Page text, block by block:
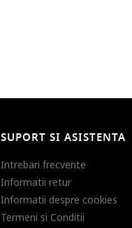
SUPORT SI ASISTENTA
Intrebari frecvente
Informatii retur
Informatii despre cookies
Termeni si Conditii